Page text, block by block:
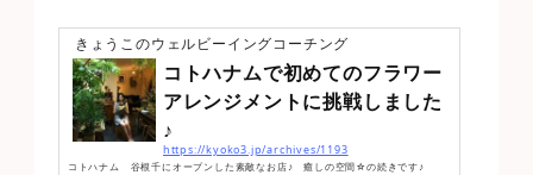
きょうこのウェルビーイングコーチング
コトハナムで初めてのフラワー
アレンジメントに挑戦しました
♪
https://kyoko3.jp/archives/1193
コトハナム 谷根千にオープンした素敵なお店♪ 癒しの空間☆の続きです♪